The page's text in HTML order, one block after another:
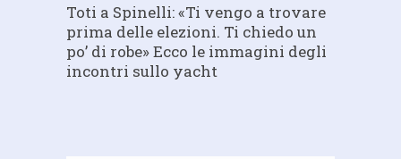
Toti a Spinelli: «Ti vengo a trovare
prima delle elezioni. Ti chiedo un
po’ di robe» Ecco le immagini degli
incontri sullo yacht